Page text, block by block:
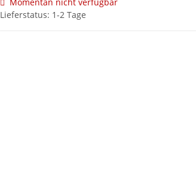
Momentan nicht verfügbar
Lieferstatus: 1-2 Tage